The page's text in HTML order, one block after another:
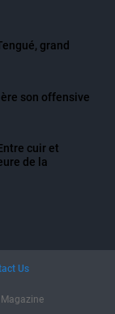
grand
son offensive
cuir et
de la
Us